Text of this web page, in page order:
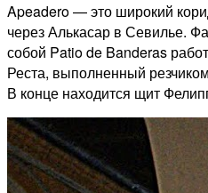
Apeadero — это широкий
через Алькасар в Севилье.
собой Patio de Banderas
Реста, выполненный
В конце находится щит